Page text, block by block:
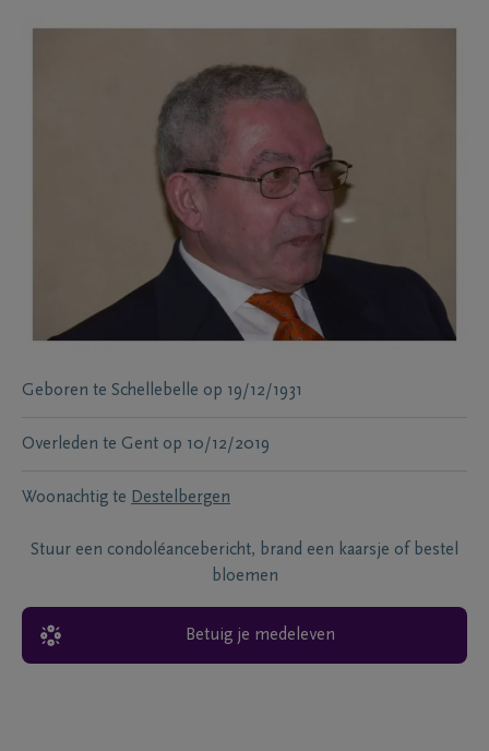
Geboren te Schellebelle op 19/12/1931
Overleden te Gent op 10/12/2019
Woonachtig te Destelbergen
Stuur een condoléancebericht, brand een kaarsje of bestel
bloemen
Betuig je medeleven